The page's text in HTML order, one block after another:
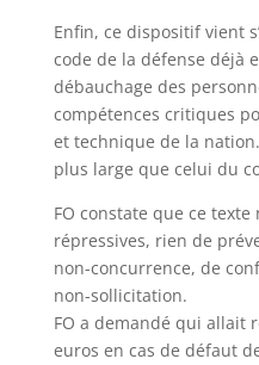
Enfin, ce dispositif vient
code de la défense déjà
débauchage des
compétences critiques
et technique de la
plus large que celui du
FO constate que ce texte
répressives, rien de
non-concurrence, de
non-sollicitation.
FO a demandé qui allait
euros en cas de défaut